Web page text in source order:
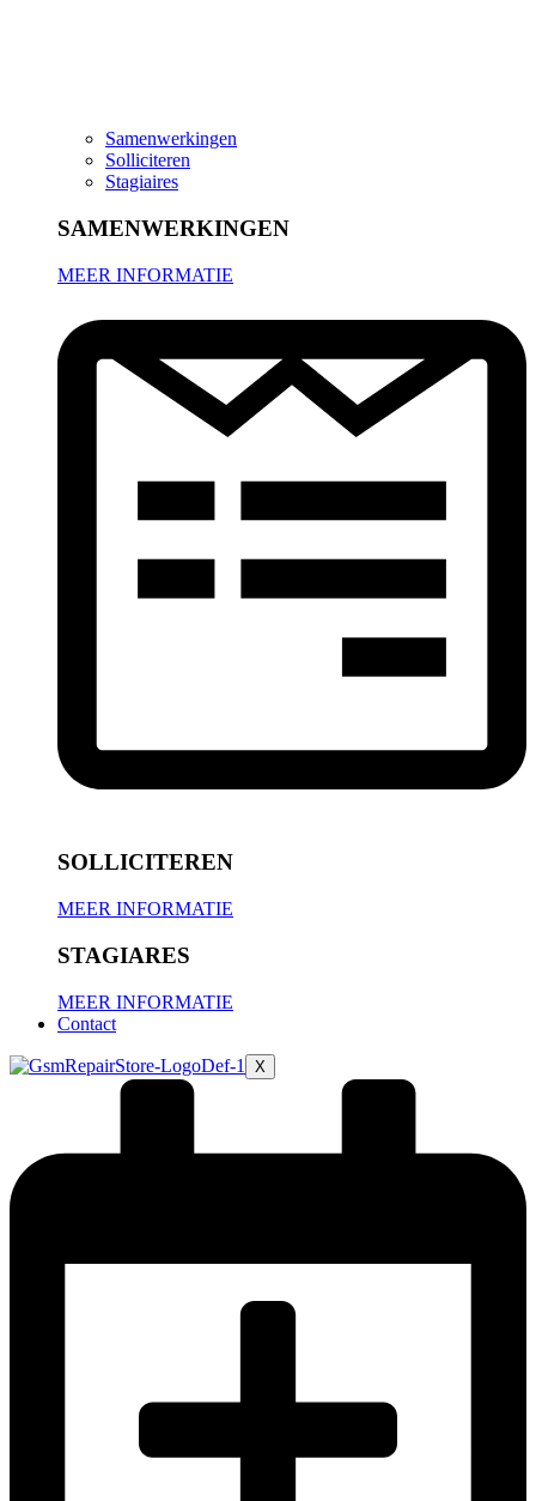
Samenwerkingen
Solliciteren
Stagiaires
SAMENWERKINGEN
MEER INFORMATIE
SOLLICITEREN
MEER INFORMATIE
STAGIARES
MEER INFORMATIE
Contact
X